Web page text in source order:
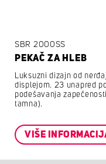
SBR 2000SS
PEKAČ ZA HLEB
Luksuzni dizajn od
displejom. 23 unapred
podešavanja
tamna).
VIŠE